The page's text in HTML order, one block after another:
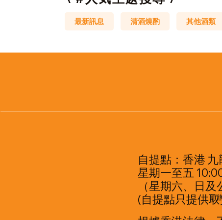
最新訊息 清酒燒酌 其他酒類
自提點：香港
星期一至五
（星期六、日及
(自提點只提供訂